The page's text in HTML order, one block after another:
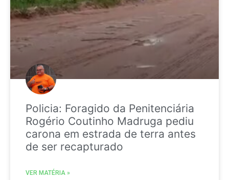
Policia: Foragido da Penitenciária
Rogério Coutinho Madruga pediu
carona em estrada de terra antes
de ser recapturado
VER MATÉRIA »